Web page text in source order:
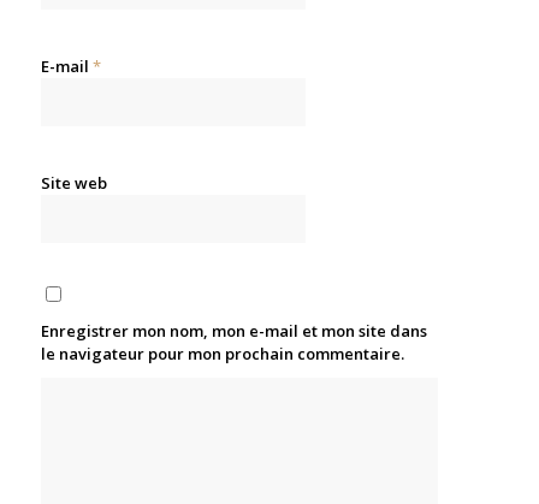
E-mail *
Site web
Enregistrer mon nom, mon e-mail et mon site dans
le navigateur pour mon prochain commentaire.